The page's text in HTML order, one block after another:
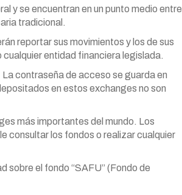
y se encuentran en un punto medio entre
tradicional.
reportar sus movimientos y los de sus
entidad financiera legislada.
contraseña de acceso se guarda en
en estos exchanges no son
más importantes del mundo. Los
consultar los fondos o realizar cualquier
sobre el fondo “SAFU” (Fondo de